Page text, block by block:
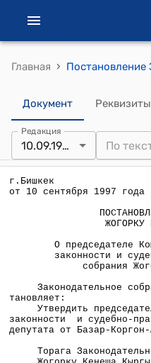
Главная ›
Документ Реквизиты
Редакция
10.09.1997